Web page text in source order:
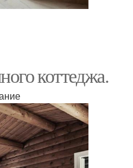
коттеджа.